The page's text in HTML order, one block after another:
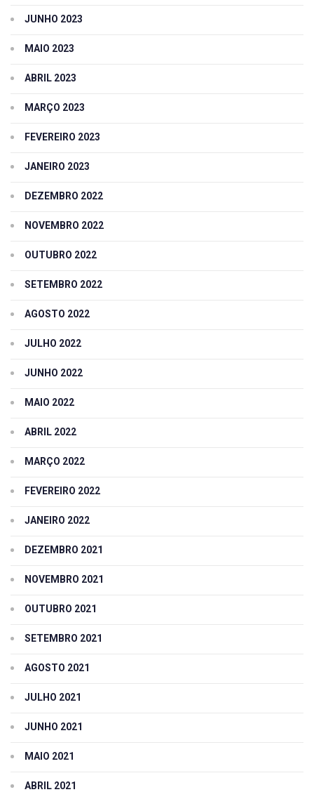
JUNHO 2023
MAIO 2023
ABRIL 2023
MARÇO 2023
FEVEREIRO 2023
JANEIRO 2023
DEZEMBRO 2022
NOVEMBRO 2022
OUTUBRO 2022
SETEMBRO 2022
AGOSTO 2022
JULHO 2022
JUNHO 2022
MAIO 2022
ABRIL 2022
MARÇO 2022
FEVEREIRO 2022
JANEIRO 2022
DEZEMBRO 2021
NOVEMBRO 2021
OUTUBRO 2021
SETEMBRO 2021
AGOSTO 2021
JULHO 2021
JUNHO 2021
MAIO 2021
ABRIL 2021